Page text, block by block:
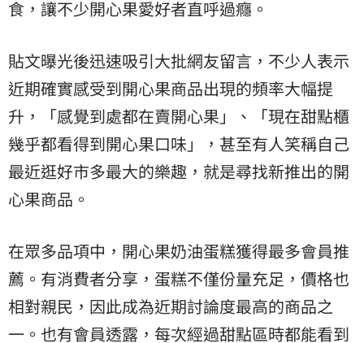
食，讓不少開心果愛好者直呼過癮。
貼文曝光後迅速吸引大批網友留言，不少人表示
近期確實感受到開心果商品出現的頻率大幅提
升，「感覺到處都在賣開心果」、「現在甜點櫃
幾乎都看得到開心果口味」，甚至有人笑稱自己
最近逛好市多最大的樂趣，就是尋找新推出的開
心果商品。
在眾多品項中，開心果奶油蛋糕獲得最多會員推
薦。有消費者分享，蛋糕不僅份量充足，價格也
相對親民，因此成為近期討論度最高的商品之
一。也有會員透露，每次經過甜點區時都能看到